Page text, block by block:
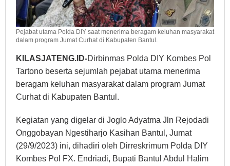
Pejabat utama Polda DIY saat menerima beragam keluhan masyarakat
dalam program Jumat Curhat di Kabupaten Bantul.
KILASJATENG.ID-Dirbinmas Polda DIY Kombes Pol
Tartono beserta sejumlah pejabat utama menerima
beragam keluhan masyarakat dalam program Jumat
Curhat di Kabupaten Bantul.
Kegiatan yang digelar di Joglo Adyatma Jln Rejodadi
Onggobayan Ngestiharjo Kasihan Bantul, Jumat
(29/9/2023) ini, dihadiri oleh Dirreskrimum Polda DIY
Kombes Pol FX. Endriadi, Bupati Bantul Abdul Halim